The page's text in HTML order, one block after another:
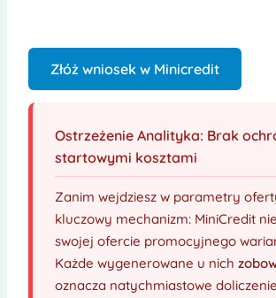
Złóż wniosek w Minicredit
Ostrzeżenie Analityka: Brak
startowymi kosztami
Zanim wejdziesz w parametry
kluczowy mechanizm: MiniCredit
swojej ofercie promocyjnego
Każde wygenerowane u nich
oznacza natychmiastowe doliczenie